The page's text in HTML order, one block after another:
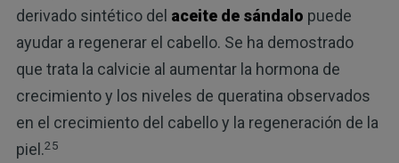
derivado sintético del aceite de sándalo puede
ayudar a regenerar el cabello. Se ha demostrado
que trata la calvicie al aumentar la hormona de
crecimiento y los niveles de queratina observados
en el crecimiento del cabello y la regeneración de la
piel.25